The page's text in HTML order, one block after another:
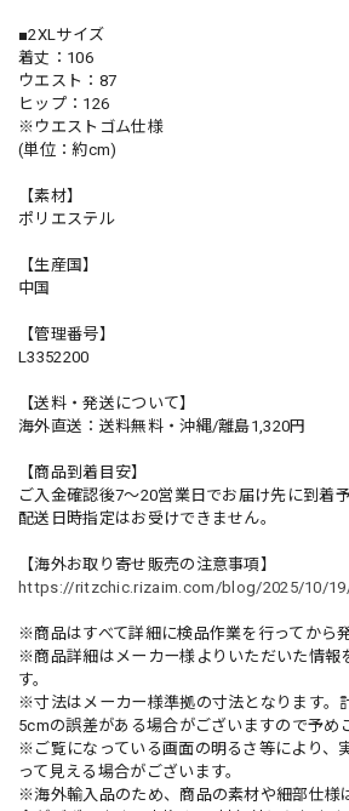
■2XLサイズ
着丈：106
ウエスト：87
ヒップ：126
※ウエストゴム仕様
(単位：約cm)
【素材】
ポリエステル
【生産国】
中国
【管理番号】
L3352200
【送料・発送について】
海外直送：送料無料・沖縄/離島1,320円
【商品到着目安】
ご入金確認後7〜20営業日でお届け先に到着
配送日時指定はお受けできません。
【海外お取り寄せ販売の注意事項】
https://ritzchic.rizaim.com/blog/2025/10/
※商品はすべて詳細に検品作業を行ってから
※商品詳細はメーカー様よりいただいた情報
す。
※寸法はメーカー様準拠の寸法となります。
5cmの誤差がある場合がございますので予め
※ご覧になっている画面の明るさ等により、
って見える場合がございます。
※海外輸入品のため、商品の素材や細部仕様